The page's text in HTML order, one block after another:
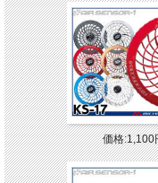
価格:1,100